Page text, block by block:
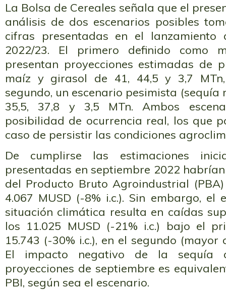
La Bolsa de Cereales señala que el
análisis de dos escenarios posibles
cifras presentadas en el lanzamiento
2022/23. El primero definido como
presentan proyecciones estimadas de
maíz y girasol de 41, 44,5 y 3,7 MTn,
segundo, un escenario pesimista (sequía
35,5, 37,8 y 3,5 MTn. Ambos
posibilidad de ocurrencia real, los que
caso de persistir las condiciones
De cumplirse las estimaciones
presentadas en septiembre 2022
del Producto Bruto Agroindustrial
4.067 MUSD (-8% i.c.). Sin embargo, el
situación climática resulta en caídas
los 11.025 MUSD (-21% i.c.) bajo el
15.743 (-30% i.c.), en el segundo
El impacto negativo de la sequía
proyecciones de septiembre es
PBI, según sea el escenario.